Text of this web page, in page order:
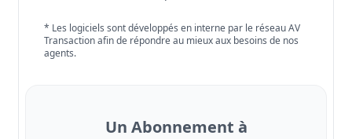
* Les logiciels sont développés en interne par le réseau AV
Transaction afin de répondre au mieux aux besoins de nos
agents.
Un Abonnement à